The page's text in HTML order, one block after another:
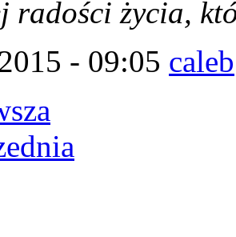
radości życia,
- 09:05 caleb